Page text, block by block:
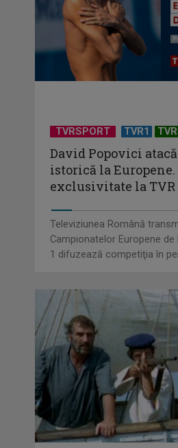
TVRSPORT TVR1
David Popovici
istorică la
exclusivitate la TVR
Televiziunea Română
Campionatelor Europene de
1 difuzează competiţia în